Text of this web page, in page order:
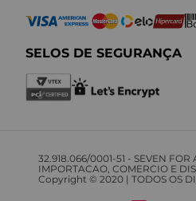
SELOS DE SEGURANÇA
32.918.066/0001-51 - SEVEN
IMPORTACAO, COMERCIO E
Copyright © 2020 | TODOS OS